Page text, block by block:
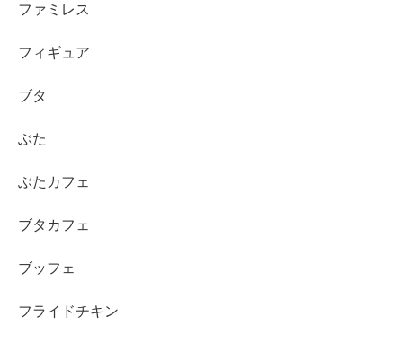
ファミレス
フィギュア
ブタ
ぶた
ぶたカフェ
ブタカフェ
ブッフェ
フライドチキン